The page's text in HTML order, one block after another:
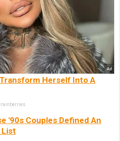
Herself Into A
'90s Couples Defined An
List